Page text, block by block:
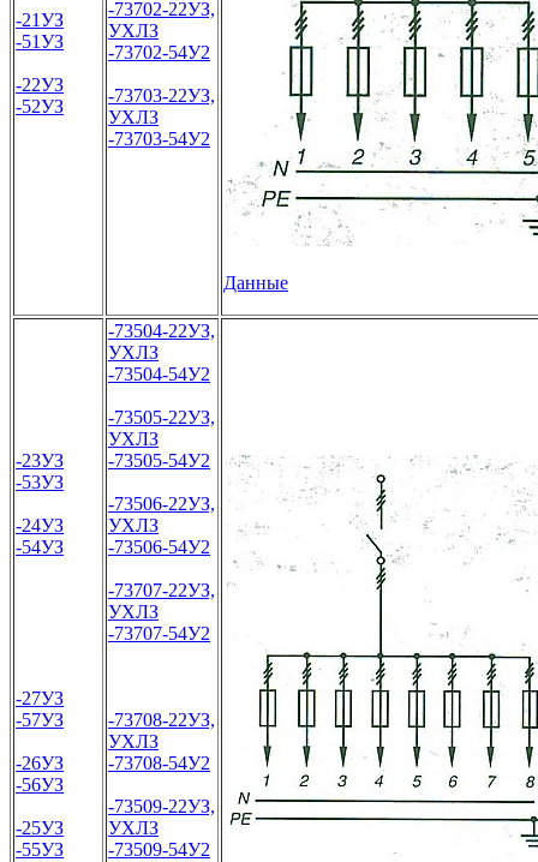
-21УЗ
-51УЗ
-22УЗ
-52УЗ
-73702-22УЗ,
УХЛЗ
-73702-54У2
-73703-22УЗ,
УХЛЗ
-73703-54У2
Данные
-23УЗ
-53УЗ
-24УЗ
-54УЗ
-27УЗ
-57УЗ
-26УЗ
-56УЗ
-25УЗ
-55УЗ
-73504-22УЗ,
УХЛЗ
-73504-54У2
-73505-22УЗ,
УХЛЗ
-73505-54У2
-73506-22УЗ,
УХЛЗ
-73506-54У2
-73707-22УЗ,
УХЛЗ
-73707-54У2
-73708-22УЗ,
УХЛЗ
-73708-54У2
-73509-22УЗ,
УХЛЗ
-73509-54У2